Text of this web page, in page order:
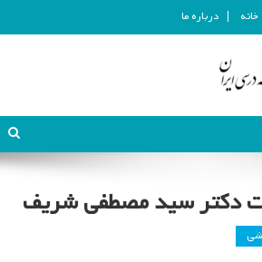
خانه درباره ما
برنامه درسی ایران
دکتر سید مصطفی شریف